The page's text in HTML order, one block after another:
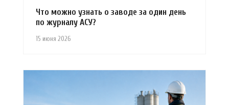
15 июня 2026
Что можно узнать о заводе за один день
по журналу АСУ?